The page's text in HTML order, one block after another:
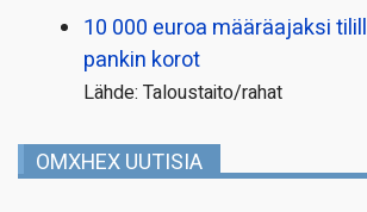
10 000 euroa määräajaksi
pankin korot
Lähde: Taloustaito/rahat
OMXHEX UUTISIA